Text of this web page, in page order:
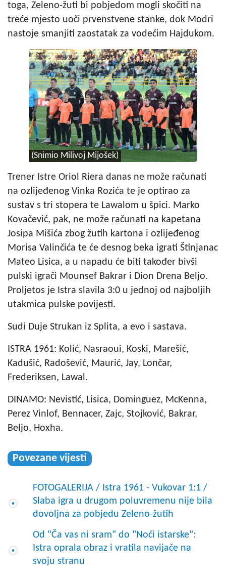
toga, Zeleno-žuti bi pobjedom mogli skočiti na
treće mjesto uoči prvenstvene stanke, dok Modri
nastoje smanjiti zaostatak za vodećim Hajdukom.
(Snimio Milivoj Mijošek)
Trener Istre Oriol Riera danas ne može računati
na ozlijeđenog Vinka Rozića te je optirao za
sustav s tri stopera te Lawalom u špici. Marko
Kovačević, pak, ne može računati na kapetana
Josipa Mišića zbog žutih kartona i ozlijeđenog
Morisa Valinčića te će desnog beka igrati Štinjanac
Mateo Lisica, a u napadu će biti također bivši
pulski igrači Mounsef Bakrar i Dion Drena Beljo.
Proljetos je Istra slavila 3:0 u jednoj od najboljih
utakmica pulske povijesti.
Sudi Duje Strukan iz Splita, a evo i sastava.
ISTRA 1961: Kolić, Nasraoui, Koski, Marešić,
Kadušić, Radošević, Maurić, Jay, Lončar,
Frederiksen, Lawal.
DINAMO: Nevistić, Lisica, Dominguez, McKenna,
Perez Vinlof, Bennacer, Zajc, Stojković, Bakrar,
Beljo, Hoxha.
Povezane vijesti
FOTOGALERIJA / Istra 1961 - Vukovar 1:1 /
Slaba igra u drugom poluvremenu nije bila
dovoljna za pobjedu Zeleno-žutih
Od "Ča vas ni sram" do "Noći istarske":
Istra oprala obraz i vratila navijače na
svoju stranu